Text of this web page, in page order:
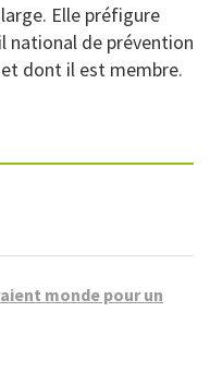
Elle préfigure
national de prévention
dont il est membre.
monde pour un